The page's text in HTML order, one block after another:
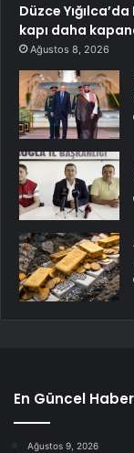
Düzce
kapı daha
Ağustos 8, 2026
En Güncel
Ağustos 9, 2026